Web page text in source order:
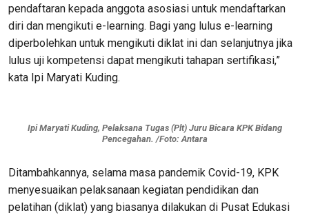
pendaftaran kepada anggota asosiasi untuk mendaftarkan
diri dan mengikuti e-learning. Bagi yang lulus e-learning
diperbolehkan untuk mengikuti diklat ini dan selanjutnya jika
lulus uji kompetensi dapat mengikuti tahapan sertifikasi,”
kata Ipi Maryati Kuding.
Ipi Maryati Kuding, Pelaksana Tugas (Plt) Juru Bicara KPK Bidang
Pencegahan. /Foto: Antara
Ditambahkannya, selama masa pandemik Covid-19, KPK
menyesuaikan pelaksanaan kegiatan pendidikan dan
pelatihan (diklat) yang biasanya dilakukan di Pusat Edukasi